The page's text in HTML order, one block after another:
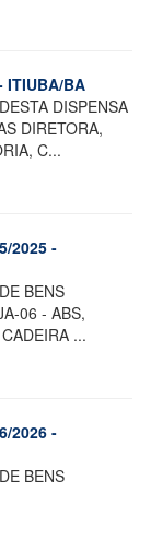
ITIUBA/BA
DISPENSA
DIRETORA,
C...
2025 -
BENS
06 - ABS,
...
2026 -
BENS